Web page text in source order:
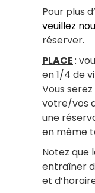
Pour plus
veuillez
réserver.
PLACE:
en 1/4 de
Vous
votre/vos
une
en même
Notez que
entraîner
et